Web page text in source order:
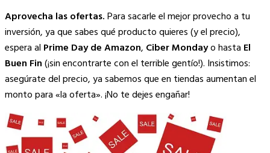
Aprovecha las ofertas.Para sacarle el mejor provecho a tu
inversión, ya que sabes qué producto quieres (y el precio),
espera al Prime Day de Amazon, Ciber Mondayo hasta El
Buen Fin(¡sin encontrarte con el terrible gentío!). Insistimos:
asegúrate del precio, ya sabemos que en tiendas aumentan el
monto para «la oferta». ¡No te dejes engañar!